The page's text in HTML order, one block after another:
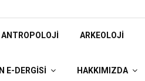
ANTROPOLOJI ARKEOLOJI
E-DERGISI HAKKIMIZDA